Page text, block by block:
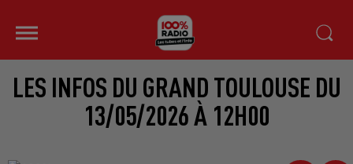
LES INFOS DU GRAND TOULOUSE DU
13/05/2026 À 12H00